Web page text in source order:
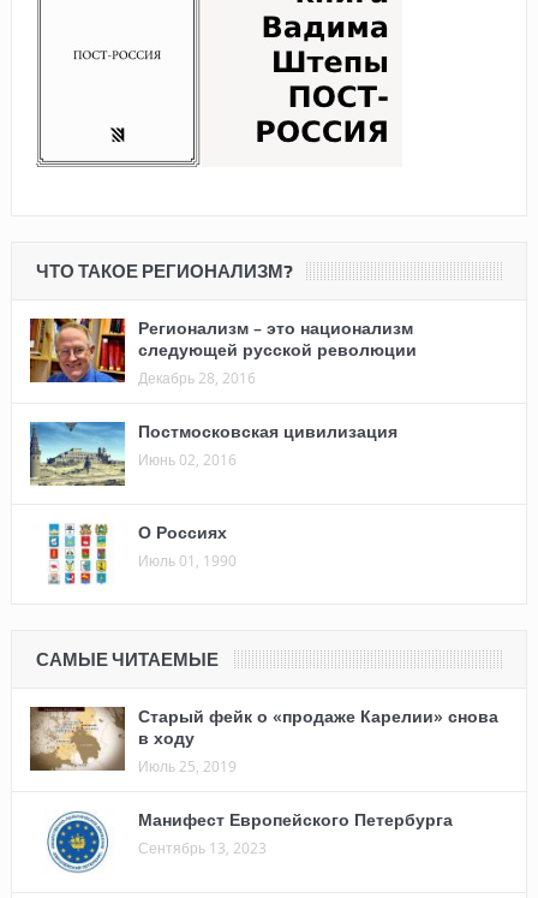
ЧТО ТАКОЕ РЕГИОНАЛИЗМ?
Регионализм – это национализм
следующей русской революции
Декабрь 28, 2016
Постмосковская цивилизация
Июнь 02, 2016
О Россиях
Июль 01, 1990
САМЫЕ ЧИТАЕМЫЕ
Старый фейк о «продаже Карелии» снова
в ходу
Июль 25, 2019
Манифест Европейского Петербурга
Сентябрь 13, 2023